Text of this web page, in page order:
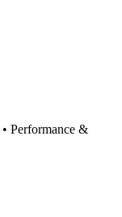
• Performance &